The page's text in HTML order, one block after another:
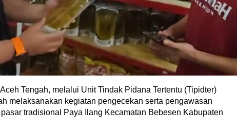
Tengah, melalui Unit Tindak Pidana Tertentu (Tipidter)
melaksanakan kegiatan pengecekan serta pengawasan
tradisional Paya Ilang Kecamatan Bebesen Kabupaten